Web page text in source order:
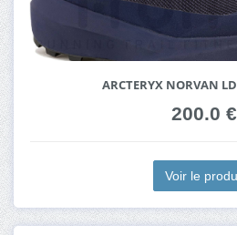
ARCTERYX NORVAN
200.0 €
Voir le